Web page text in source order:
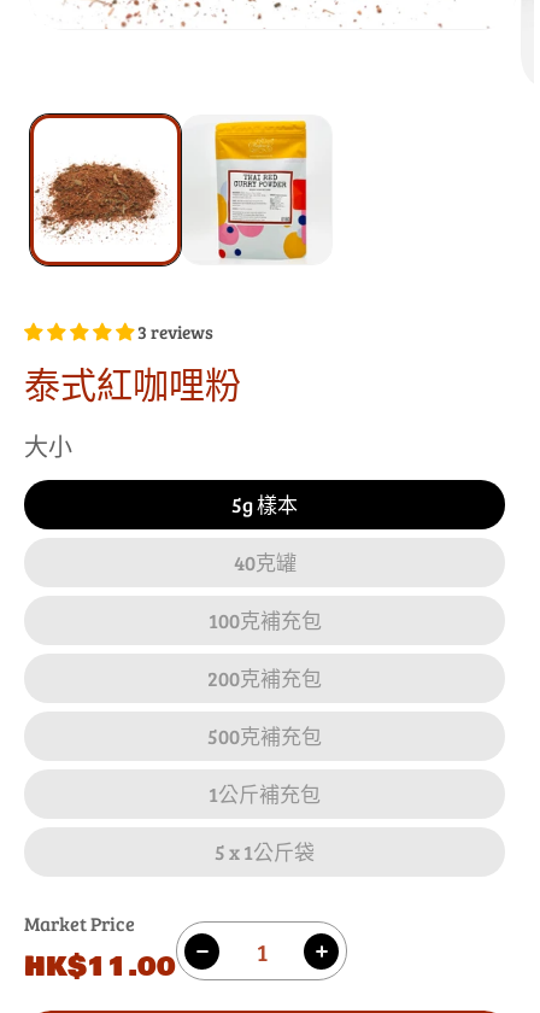
3 reviews
泰式紅咖哩粉
大小
5g 樣本
40克罐
100克補充包
200克補充包
500克補充包
1公斤補充包
5 x 1公斤袋
Market Price
原
價
HK$11.00
數
量 減
增